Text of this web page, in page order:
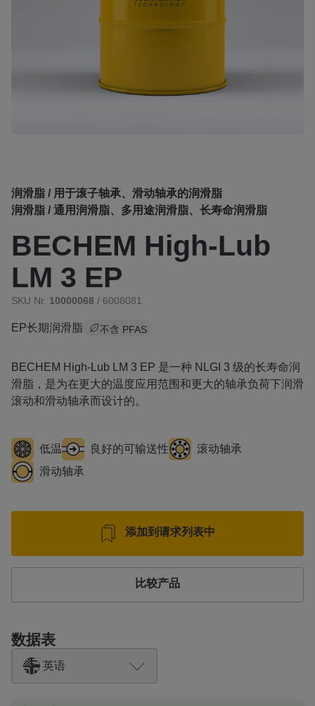
润滑脂 / 用于滚子轴承、滑动轴承的润滑脂
润滑脂 / 通用润滑脂、多用途润滑脂、长寿命润滑脂
BECHEM High-Lub
LM 3 EP
SKU Nr. 10000068 / 6008081
EP长期润滑脂 不含 PFAS
BECHEM High-Lub LM 3 EP 是一种 NLGI 3 级的长寿命润
滑脂，是为在更大的温度应用范围和更大的轴承负荷下润滑
滚动和滑动轴承而设计的。
低温 良好的可输送性
滚动轴承
滑动轴承
添加到请求列表中
比较产品
数据表
英语